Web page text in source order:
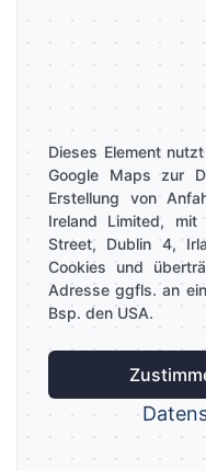
Dieses Element
Google Maps zur
Erstellung von
Ireland Limited,
Street, Dublin 4,
Cookies und
Adresse ggfls. an
Bsp. den USA.